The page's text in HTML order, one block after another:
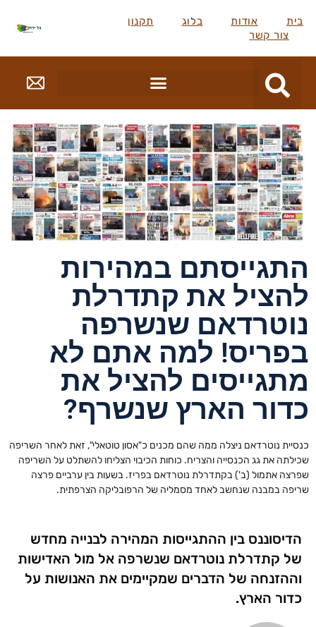
בית אודות בלוג
תקנון
צור קשר
התגייסתם במהירות
להציל את קתדרלת
נוטרדאם שנשרפה
בפריס! למה אתם לא
מתגייסים להציל את
כדור הארץ שנשרף?
כנסיית נוטרדאם ניצלה ממה שהם מכנים כ"אסון טוטאלי", זאת לאחר השריפה
שכילתה את גג הכנסייה והצריח. כוחות הכיבוי הצליחו להשתלט על השריפה
שפרצה אתמול (ב') בקתדרלת נוטרדאם בפריז. בשעות בין ערביים פרצה
שריפה במבנה שנחשב לאחד מסמליה של הרפובליקה הצרפתית.
הדיסוננס בין ההתגייסות המהירה לבנייה מחדש
של קתדרלת נוטרדאם שנשרפה אל מול האדישות
וההזנחה של הדברים שמקיימים את האנושות על
כדור הארץ.